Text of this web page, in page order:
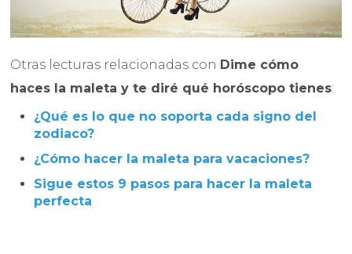
Otras lecturas relacionadas con Dime cómo
haces la maleta y te diré qué horóscopo tienes:
¿Qué es lo que no soporta cada signo del
zodiaco?
¿Cómo hacer la maleta para vacaciones?
Sigue estos 9 pasos para hacer la maleta
perfecta